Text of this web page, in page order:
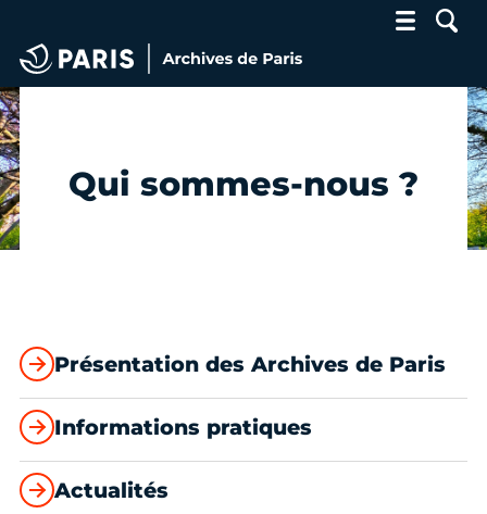
Qui sommes-nous ?
Présentation des Archives de Paris
Informations pratiques
Actualités